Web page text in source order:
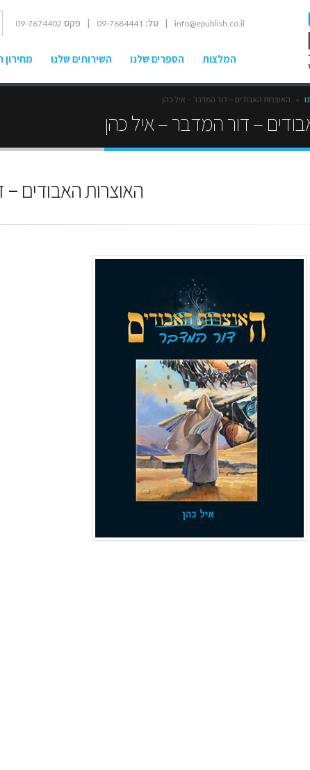
info@epublish.co.il | טל: 09-7684441 | פקס 09-7674402
המלצות הספרים שלנו השירותים שלנו מחירון
» האוצרות האבודים – דור המדבר – איל כהן
– דור המדבר – איל כהן
האוצרות האבודים –